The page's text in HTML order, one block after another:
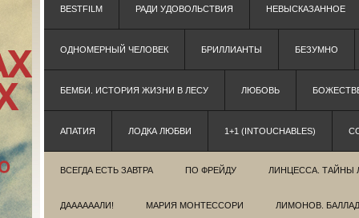
BESTFILM РАДИ УДОВОЛЬСТВИЯ НЕВЫСКАЗАННОЕ
ОДНОМЕРНЫЙ ЧЕЛОВЕК БРИЛЛИАНТЫ БЕЗУМНО
БЕМБИ. ИСТОРИЯ ЖИЗНИ В ЛЕСУ ЛЮБОВЬ
АПАТИЯ ЛОДКА ЛЮБВИ 1+1 (INTOUCHABLES)
ВСЕГДА ЕСТЬ ЗАВТРА ПО ФРЕЙДУ ЛИНЦЕССА. ТАЙНЫ
ДААААААЛИ! МАРИЯ МОНТЕССОРИ ЛИМОНОВ.